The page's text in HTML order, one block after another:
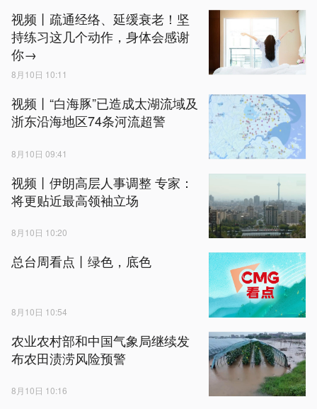
视频丨疏通经络、延缓衰老！坚
持练习这几个动作，身体会感谢
你→
8月10日 10:11
视频丨“白海豚”已造成太湖流域及
浙东沿海地区74条河流超警
8月10日 09:41
视频丨伊朗高层人事调整 专家：
将更贴近最高领袖立场
8月10日 10:20
总台周看点丨绿色，底色
8月10日 10:54
农业农村部和中国气象局继续发
布农田渍涝风险预警
8月10日 10:16